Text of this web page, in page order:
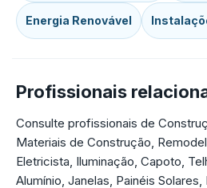
Energia Renovável
Profissionais
Consulte profissionais de
Materiais de Construção,
Eletricista, Iluminação, Capoto,
Alumínio, Janelas, Painéis Solares,